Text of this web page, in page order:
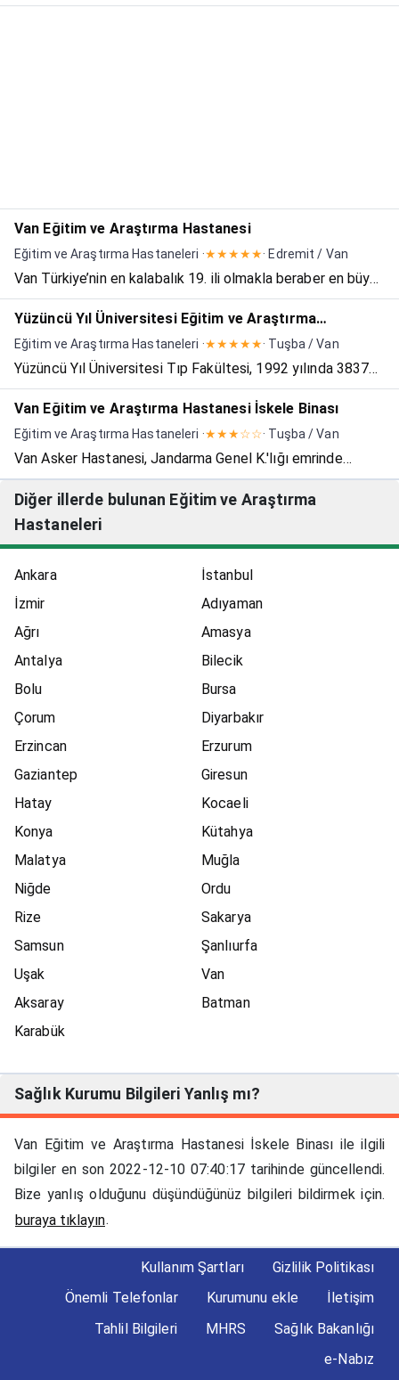
Özel İstanbul Hastanesi Kadın Doğum ve Cerrahi Merkezi,
Van Eğitim ve Araştırma Hastanesi
Eğitim ve Araştırma Hastaneleri ·★★★★★· Edremit / Van
Van Türkiye’nin en kalabalık 19. ili olmakla beraber en büyük
6. şehridir. Aynı zamanda Türkiye’nin ve Dünyanın en büyük
sodalı gölü olan Van gölünü de içinde barındırmaktadır. Van
tarih doğa ve kültür turizmi bakımından...
Yüzüncü Yıl Üniversitesi Eğitim ve Araştırma
Hastanesi
Eğitim ve Araştırma Hastaneleri ·★★★★★· Tuşba / Van
Yüzüncü Yıl Üniversitesi Tıp Fakültesi, 1992 yılında 3837
Sayılı Kanun ile kurulmuş olup, ilk öğrencilerini 1995 yılında
almış, ilk mezunlarını ise 2001 yılında vermiş
bulunmaktadır. 32000 metrekare kapalı alana ve 550 y...
Van Eğitim ve Araştırma Hastanesi İskele Binası
Eğitim ve Araştırma Hastaneleri ·★★★☆☆· Tuşba / Van
Van Asker Hastanesi, Jandarma Genel K.'lığı emrinde
hizmet vermekte iken, TSK sağlık sisteminin yeniden
yapılandırılması çalışmaları kapsamında; 17 Ekim 2005
tarihinde TSK Sağlık Hizmetleri Komutanlığına
Diğer illerde bulunan Eğitim ve Araştırma
Hastaneleri
Ankara
İstanbul
İzmir
Adıyaman
Ağrı
Amasya
Antalya
Bilecik
Bolu
Bursa
Çorum
Diyarbakır
Erzincan
Erzurum
Gaziantep
Giresun
Hatay
Kocaeli
Konya
Kütahya
Malatya
Muğla
Niğde
Ordu
Rize
Sakarya
Samsun
Şanlıurfa
Uşak
Van
Aksaray
Batman
Karabük
Sağlık Kurumu Bilgileri Yanlış mı?
Van Eğitim ve Araştırma Hastanesi İskele Binası ile ilgili
bilgiler en son 2022-12-10 07:40:17 tarihinde güncellendi.
Bize yanlış olduğunu düşündüğünüz bilgileri bildirmek için.
buraya tıklayın.
Kullanım Şartları
Gizlilik Politikası
Önemli Telefonlar
Kurumunu ekle
İletişim
Tahlil Bilgileri
MHRS
Sağlık Bakanlığı
e-Nabız